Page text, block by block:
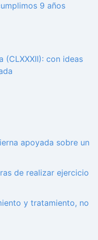
9 años
(CLXXXII): con ideas
apoyada sobre un
de realizar ejercicio
y tratamiento, no